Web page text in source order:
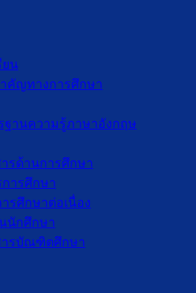
ยน
คัญทางการศึกษา
ฐานความรู้ภาษาอังกฤษ
รด้านการศึกษา
ารศึกษา
รศึกษาต่อเนื่อง
นักศึกษา
ารบัณฑิตศึกษา